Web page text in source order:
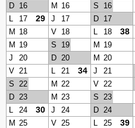
D 16 M 16 S 16
L
17 29 J 17 D 17
M 18 V 18 L 18 38
M 19 S 19 M 19
J
20 D 20 M 20
V 21 L 21 34 J 21
S 22 M 22 V 22
D 23 M 23 S 23
L
24 30 J 24 D 24
M 25 V 25 L 25 39